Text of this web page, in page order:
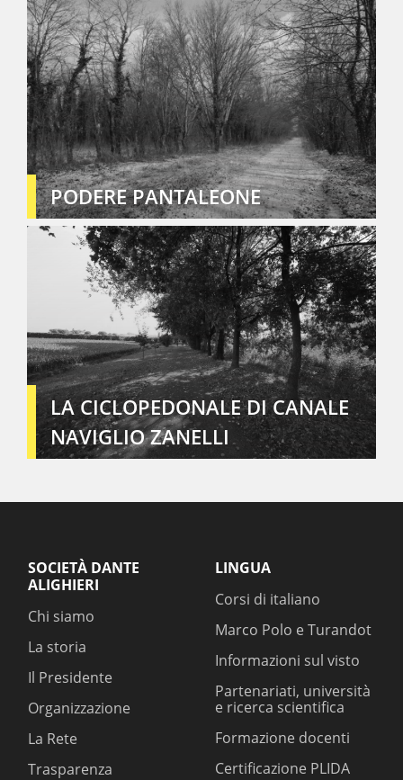
PODERE PANTALEONE
LA CICLOPEDONALE DI CANALE
NAVIGLIO ZANELLI
SOCIETÀ DANTE
ALIGHIERI
Chi siamo
La storia
Il Presidente
Organizzazione
La Rete
Trasparenza
LINGUA
Corsi di italiano
Marco Polo e Turandot
Informazioni sul visto
Partenariati, università
e ricerca scientifica
Formazione docenti
Certificazione PLIDA